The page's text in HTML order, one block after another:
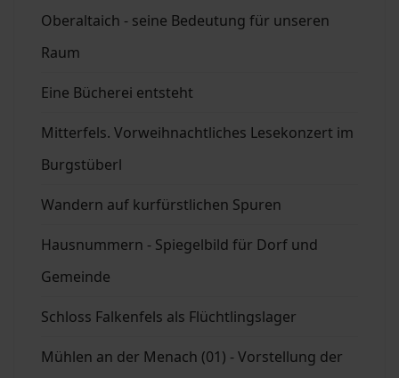
Oberaltaich - seine Bedeutung für unseren
Raum
Eine Bücherei entsteht
Mitterfels. Vorweihnachtliches Lesekonzert im
Burgstüberl
Wandern auf kurfürstlichen Spuren
Hausnummern - Spiegelbild für Dorf und
Gemeinde
Schloss Falkenfels als Flüchtlingslager
Mühlen an der Menach (01) - Vorstellung der